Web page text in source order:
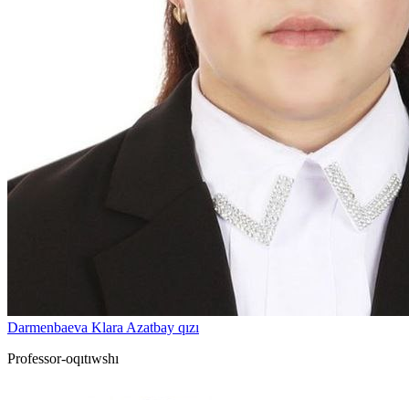
Darmenbaeva Klara Azatbay qızı
Professor-oqıtıwshı